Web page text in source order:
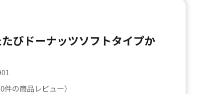
びドーナッツソフトタイプか
0件の商品レビュー）